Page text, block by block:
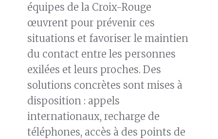
équipes de la Croix-Rouge
œuvrent pour prévenir ces
situations et favoriser le maintien
du contact entre les personnes
exilées et leurs proches. Des
solutions concrètes sont mises à
disposition : appels
internationaux, recharge de
téléphones, accès à des points de